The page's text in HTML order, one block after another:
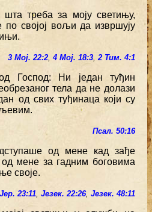
треба за моју светињу,
по својој вољи да извршују
3 Мој. 22:2, 4 Мој. 18:3,2 Тим. 4:1
Господ: Ни један туђин
тела да не долази
од свих туђинаца који су
Псал. 50:16
од мене кад зађе
мене за гадним боговима
своје.
Јер. 23:11, Језек. 22:26, Језек. 48:11